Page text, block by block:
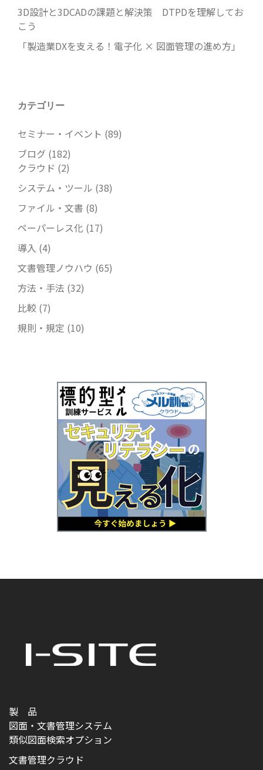
3D設計と3DCADの課題と解決策 DTPDを理解してお
こう
「製造業DXを支える！電子化 × 図面管理の進め方」
カテゴリー
セミナー・イベント (89)
ブログ (182)
クラウド (2)
システム・ツール (38)
ファイル・文書 (8)
ペーパーレス化 (17)
導入 (4)
文書管理ノウハウ (65)
方法・手法 (32)
比較 (7)
規則・規定 (10)
製 品
図面・文書管理システム
類似図面検索オプション
文書管理クラウド